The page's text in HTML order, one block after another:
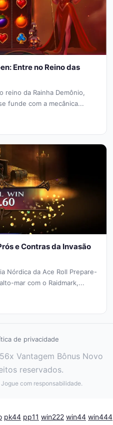
Entre no Reino das
reino da Rainha Demônio,
funde com a mecânica...
e Contras da Invasão
Nórdica da Ace Roll Prepare-
mar com o Raidmark,...
de privacidade
Vantagem Bônus Novo
reservados.
com responsabilidade.
pk44 pp11 win222 win44 win444